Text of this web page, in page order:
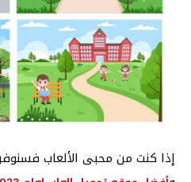
إذا كنت من محبى الألعاب